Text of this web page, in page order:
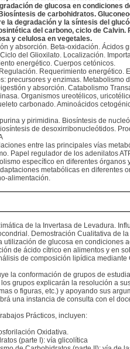
de glucosa en condiciones
de carbohidratos.
la degradación y la síntesis del
del carbono, ciclo de
y celulosa en vegetales.
y absorción. Beta-oxidación.
del Glioxilato. Localización.
energético. Cuerpos cetónicos.
Requerimiento
precursores y enzimas.
y absorción. Catabolismo
Organismos ureotélicos,
carbonado. Aminoácidos
y pirimidina. Biosíntesis de
de desoxirribonucleótidos.
entre las principales vías
Papel regulador de los adenilatos
específico en diferentes
metabólicas en
alimentación.
de la Invertasa de Levadura.
Demostración Cualitativa de
utilización de glucosa en condiciones
de ácido cítrico en alimentos y en
de composición lipídica
la conformación de grupos de
grupos explicarán la resolución a
o figuras, etc.) y apoyando sus
una instancia de consulta con el
Prácticos, incluyen:
Oxidativa.
(parte I): vía glicolítica